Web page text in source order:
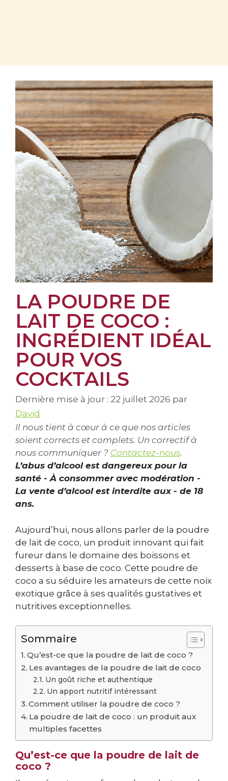
LA POUDRE DE
LAIT DE COCO :
INGRÉDIENT IDÉAL
POUR VOS
COCKTAILS
Dernière mise à jour : 22 juillet 2026 par
David
Il nous tient à cœur à ce que nos articles
soient corrects et complets. Un correctif à
nous communiquer ? Contactez-nous.
L’abus d’alcool est dangereux pour la
santé - À consommer avec modération -
La vente d’alcool est interdite aux - de 18
ans.
Aujourd’hui, nous allons parler de la poudre
de lait de coco, un produit innovant qui fait
fureur dans le domaine des boissons et
desserts à base de coco. Cette poudre de
coco a su séduire les amateurs de cette noix
exotique grâce à ses qualités gustatives et
nutritives exceptionnelles.
Sommaire
Qu’est-ce que la poudre de lait de coco ?
Les avantages de la poudre de lait de coco
Un goût riche et authentique
Un apport nutritif intéressant
Comment utiliser la poudre de coco ?
La poudre de lait de coco : un produit aux
multiples facettes
Qu’est-ce que la poudre de lait de
coco ?